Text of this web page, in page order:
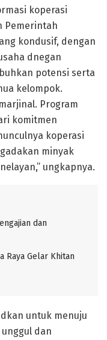
koperasi
Pemerintah
kondusif, dengan
dnegan
potensi serta
kelompok.
Program
komitmen
koperasi
minyak
ungkapnya.
dan
Raya Gelar Khitan
untuk menuju
dan